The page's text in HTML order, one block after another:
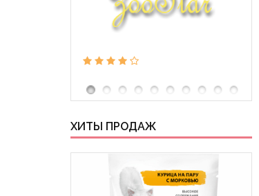
ХИТЫ ПРОДАЖ